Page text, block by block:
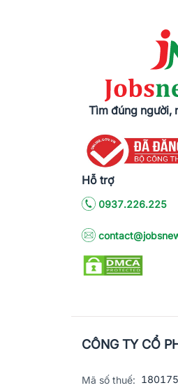
Tìm đúng người,
Hỗ trợ
0937.226.225
CÔNG TY CỔ
Mã số thuế: